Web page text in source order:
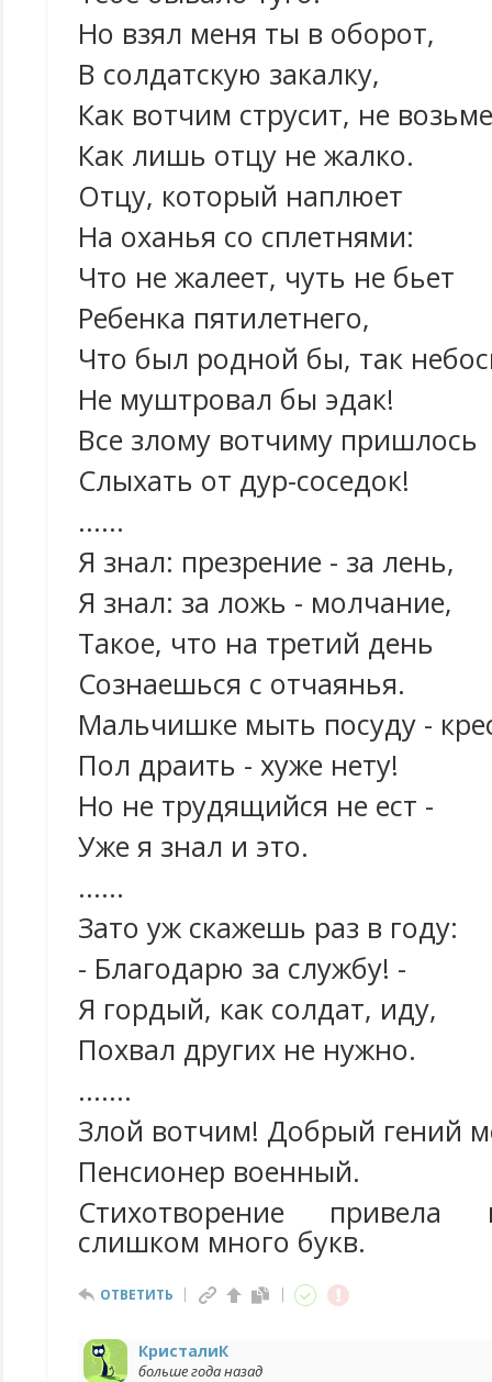
Но взял меня ты в оборот,
В солдатскую закалку,
Как вотчим струсит, не
Как лишь отцу не жалко.
Отцу, который наплюет
На оханья со сплетнями:
Что не жалеет, чуть не бьет
Ребенка пятилетнего,
Что был родной бы, так
Не муштровал бы эдак!
Все злому вотчиму пришлось
Слыхать от дур-соседок!
......
Я знал: презрение - за лень,
Я знал: за ложь - молчание,
Такое, что на третий день
Сознаешься с отчаянья.
Мальчишке мыть посуду -
Пол драить - хуже нету!
Но не трудящийся не ест -
Уже я знал и это.
......
Зато уж скажешь раз в году:
- Благодарю за службу! -
Я гордый, как солдат, иду,
Похвал других не нужно.
.......
Злой вотчим! Добрый гений
Пенсионер военный.
Стихотворение привела
слишком много букв.
ОТВЕТИТЬ
КристалиК
больше года назад